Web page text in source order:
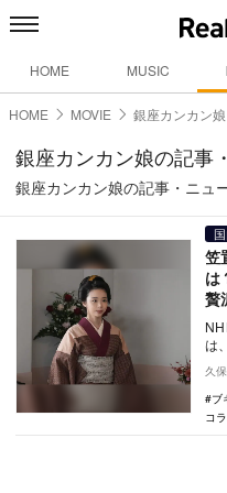
HOME MUSIC
HOME MOVIE 銀座カンカン娘
銀座カンカン娘の記事
銀座カンカン娘の記事・ニュ
笠
は
贅
は
と
久
ブ
コ